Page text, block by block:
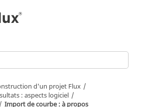
d'un projet Flux
: aspects logiciel
Import de courbe : à propos